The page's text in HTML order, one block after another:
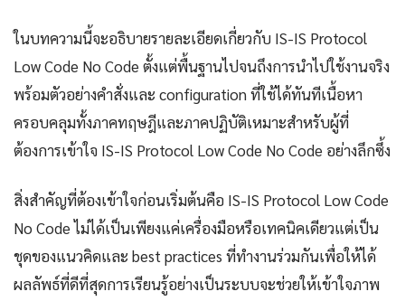
ในบทความนี้จะอธิบายรายละเอียดเกี่ยวกับ IS-IS Protocol
Low Code No Code ตั้งแต่พื้นฐานไปจนถึงการนำไปใช้งานจริง
พร้อมตัวอย่างคำสั่งและ configuration ที่ใช้ได้ทันทีเนื้อหา
ครอบคลุมทั้งภาคทฤษฎีและภาคปฏิบัติเหมาะสำหรับผู้ที่
ต้องการเข้าใจ IS-IS Protocol Low Code No Code อย่างลึกซึ้ง
สิ่งสำคัญที่ต้องเข้าใจก่อนเริ่มต้นคือ IS-IS Protocol Low Code
No Code ไม่ได้เป็นเพียงแค่เครื่องมือหรือเทคนิคเดียวแต่เป็น
ชุดของแนวคิดและ best practices ที่ทำงานร่วมกันเพื่อให้ได้
ผลลัพธ์ที่ดีที่สุดการเรียนรู้อย่างเป็นระบบจะช่วยให้เข้าใจภาพ